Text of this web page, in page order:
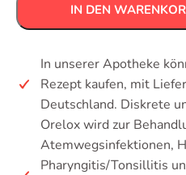
IN DEN
In unserer Apotheke
Rezept kaufen, mit
Deutschland. Diskrete
Orelox wird zur
Atemwegsinfektionen,
Pharyngitis/Tonsillitis